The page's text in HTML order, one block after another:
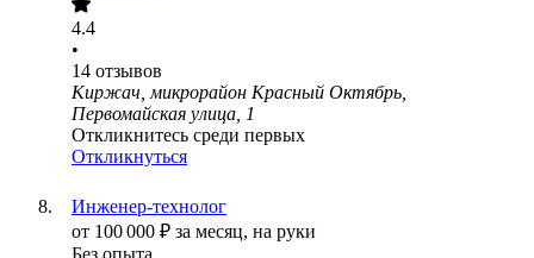
4.4
•
14 отзывов
Киржач, микрорайон Красный Октябрь,
Первомайская улица, 1
Откликнитесь среди первых
Откликнуться
Инженер-технолог
от 100 000 ₽ за месяц, на руки